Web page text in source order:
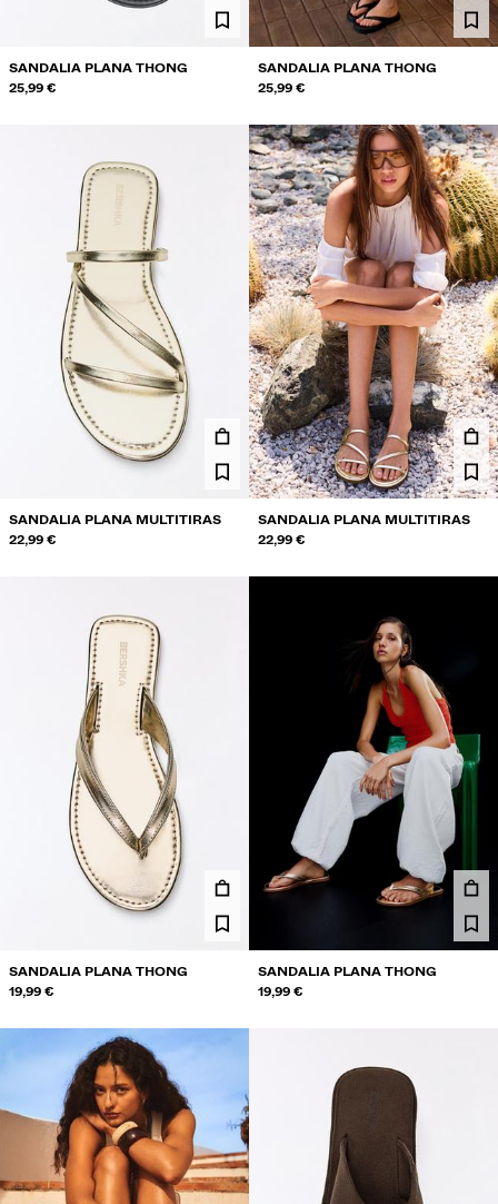
SANDALIA PLANA THONG
25,99 €
SANDALIA PLANA THONG
25,99 €
SANDALIA PLANA MULTITIRAS
22,99 €
SANDALIA PLANA MULTITIRAS
22,99 €
SANDALIA PLANA THONG
19,99 €
SANDALIA PLANA THONG
19,99 €